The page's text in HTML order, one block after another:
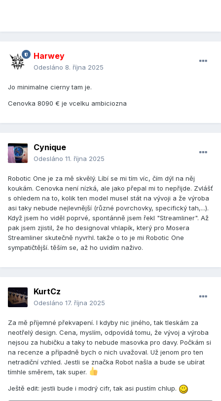
Harwey
Odesláno 8. října 2025
Jo minimalne cierny tam je.
Cenovka 8090 € je vcelku ambiciozna
Cynique
Odesláno 11. října 2025
Robotic One je za mě skvělý. Líbí se mi tím víc, čím dýl na něj
koukám. Cenovka není nízká, ale jako přepal mi to nepřijde. Zvlášť
s ohledem na to, kolik ten model musel stát na vývoji a že výroba
asi taky nebude nejlevnější (různé povrchovky, specifický tah,...).
Když jsem ho viděl poprvé, spontánně jsem řekl "Streamliner". Až
pak jsem zjistil, že ho designoval vhlapík, který pro Mosera
Streamliner skutečně nyvrhl. takže o to je mi Robotic One
sympatičtější. těším se, až ho uvidím naživo.
KurtCz
Odesláno 17. října 2025
Za mě příjemné překvapení. I kdyby nic jiného, tak tleskám za
neotřelý design. Cena, myslím, odpovídá tomu, že vývoj a výroba
nejsou za hubičku a taky to nebude masovka pro davy. Počkám si
na recenze a případně bych o nich uvažoval. Už jenom pro ten
netradiční vzhled. Jestli se značka Robot našla a bude se ubírat
tímhle směrem, tak super.
Ještě edit: jestli bude i modrý cifr, tak asi pustím chlup.